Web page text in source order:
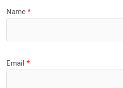
Name*
Email*